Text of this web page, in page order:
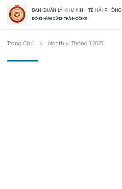
BAN QUẢN LÝ KHU KINH TẾ HẢI PHÒNG
ĐỒNG HÀNH CÙNG THÀNH CÔNG!
Trang Chủ Monthly: Tháng 1 2023